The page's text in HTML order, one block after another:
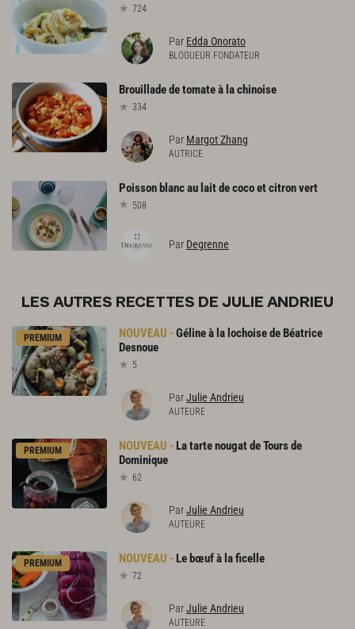
724
Par Edda Onorato
BLOGUEUR FONDATEUR
Brouilladedetomateà lachinoise
334
Par Margot Zhang
AUTRICE
Poisson blancau laitdecocoetcitronvert
508
Par Degrenne
LES AUTRES RECETTES DE JULIE ANDRIEU
PREMIUM Gélineà la lochoisede Béatrice
Desnoue
5
ParJulie Andrieu
AUTEURE
PREMIUM LatartenougatdeToursde
Dominique
62
ParJulie Andrieu
AUTEURE
PREMIUM Le bœufà laficelle
72
ParJulie Andrieu
AUTEURE